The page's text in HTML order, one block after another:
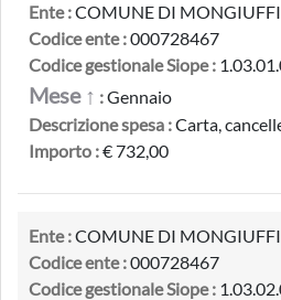
Ente :COMUNE DI
Codice ente :000728467
Codice gestionale Siope :
Mese ↑ :Gennaio
Descrizione spesa :Carta,
Importo :€ 732,00
Ente :COMUNE DI
Codice ente :000728467
Codice gestionale Siope :